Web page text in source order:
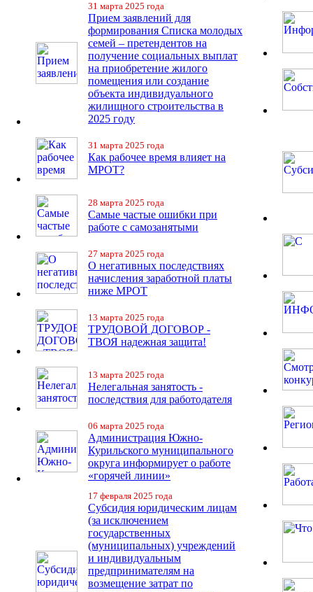
31 марта 2025 года
Прием заявлений для
формирования Списка молодых
семей – претендентов на
получение социальных выплат
на приобретение жилого
помещения или создание
объекта индивидуального
жилищного строительства в
2025 году
31 марта 2025 года
Как рабочее время влияет на
МРОТ?
28 марта 2025 года
Самые частые ошибки при
работе с самозанятыми
27 марта 2025 года
О негативных последствиях
начисления заработной платы
ниже МРОТ
13 марта 2025 года
ТРУДОВОЙ ДОГОВОР -
ТВОЯ надежная защита!
13 марта 2025 года
Нелегальная занятость -
последствия для работодателя
06 марта 2025 года
Администрация Южно-
Курильского муниципального
округа информирует о работе
«горячей линии»
17 февраля 2025 года
Субсидия юридическим лицам
(за исключением
государственных
(муниципальных) учреждений
и индивидуальным
предпринимателям на
возмещение затрат по